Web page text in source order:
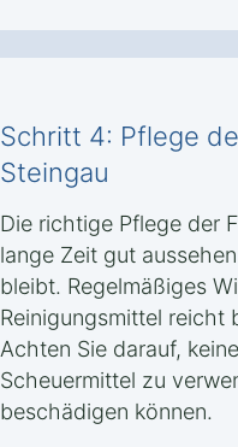
Schritt 4: Pflege
Steingau
Die richtige Pflege der
lange Zeit gut
bleibt. Regelmäßiges
Reinigungsmittel reicht
Achten Sie darauf,
Scheuermittel zu
beschädigen können.